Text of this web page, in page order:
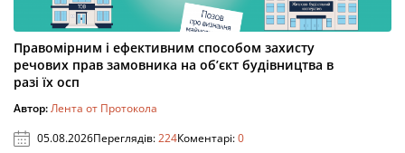
Правомірним і ефективним способом захисту
речових прав замовника на об’єкт будівництва в
разі їх осп
Автор:Лента от Протокола
05.08.2026Переглядів:224Коментарі:0